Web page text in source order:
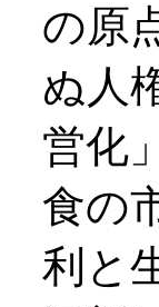
の原
ぬ人
営化
食の
利と